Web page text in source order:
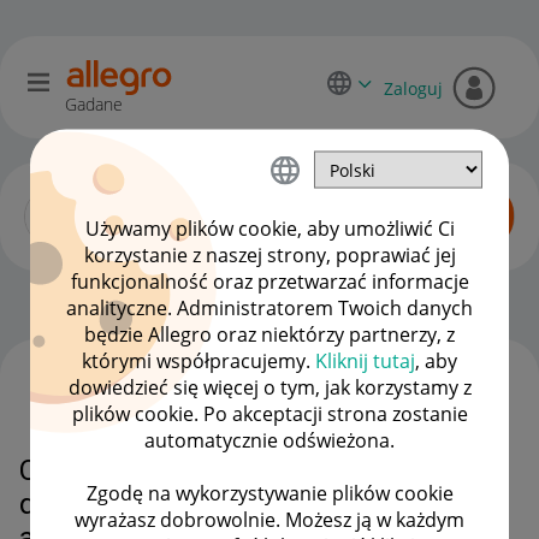
Używamy plików cookie, aby umożliwić Ci
korzystanie z naszej strony, poprawiać jej
funkcjonalność oraz przetwarzać informacje
analityczne. Administratorem Twoich danych
będzie Allegro oraz niektórzy partnerzy, z
którymi współpracujemy. Kliknij tutaj, aby
dowiedzieć się więcej o tym, jak korzystamy z
plików cookie. Po akceptacji strona zostanie
automatycznie odświeżona.
Zgodę na wykorzystywanie plików cookie
wyrażasz dobrowolnie. Możesz ją w każdym
Gadane
Zaloguj
Allegro One dla sprzedawców OPCJE
Chce wyłączyć możliwość dostaw
do mojej firmy za pośrednictwem
WSZYSTKIE TEMATY